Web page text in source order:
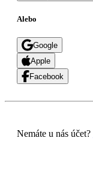
Alebo
Google
Apple
Facebook
Nemáte u nás účet?